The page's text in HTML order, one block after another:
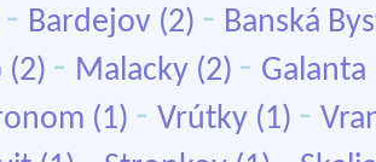
- Bardejov (2) - Banská
(2) - Malacky (2) - Galanta
(1) - Vrútky (1) -